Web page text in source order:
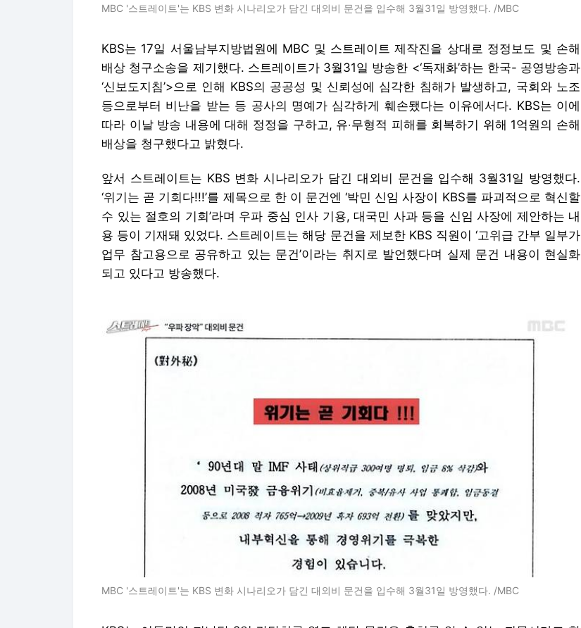
MBC '스트레이트'는 KBS 변화 시나리오가 담긴 대외비 문건을 입수해 3월31일 방영했다. /MBC
KBS는 17일 서울남부지방법원에 MBC 및 스트레이트 제작진을 상대로 정정보도 및 손해
배상 청구소송을 제기했다. 스트레이트가 3월31일 방송한 <‘독재화’하는 한국- 공영방송과
‘신보도지침’>으로 인해 KBS의 공공성 및 신뢰성에 심각한 침해가 발생하고, 국회와 노조
등으로부터 비난을 받는 등 공사의 명예가 심각하게 훼손됐다는 이유에서다. KBS는 이에
따라 이날 방송 내용에 대해 정정을 구하고, 유‧무형적 피해를 회복하기 위해 1억원의 손해
배상을 청구했다고 밝혔다.
앞서 스트레이트는 KBS 변화 시나리오가 담긴 대외비 문건을 입수해 3월31일 방영했다.
‘위기는 곧 기회다!!!’를 제목으로 한 이 문건엔 ‘박민 신임 사장이 KBS를 파괴적으로 혁신할
수 있는 절호의 기회’라며 우파 중심 인사 기용, 대국민 사과 등을 신임 사장에 제안하는 내
용 등이 기재돼 있었다. 스트레이트는 해당 문건을 제보한 KBS 직원이 ‘고위급 간부 일부가
업무 참고용으로 공유하고 있는 문건’이라는 취지로 발언했다며 실제 문건 내용이 현실화
되고 있다고 방송했다.
MBC '스트레이트'는 KBS 변화 시나리오가 담긴 대외비 문건을 입수해 3월31일 방영했다. /MBC